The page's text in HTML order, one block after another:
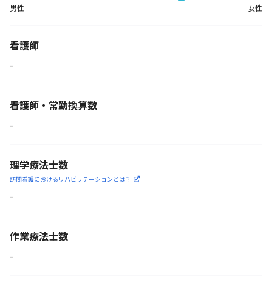
男性 女性
看護師
-
看護師・常勤換算数
-
理学療法士数
訪問看護におけるリハビリ テーションとは？
-
作業療法士数
-